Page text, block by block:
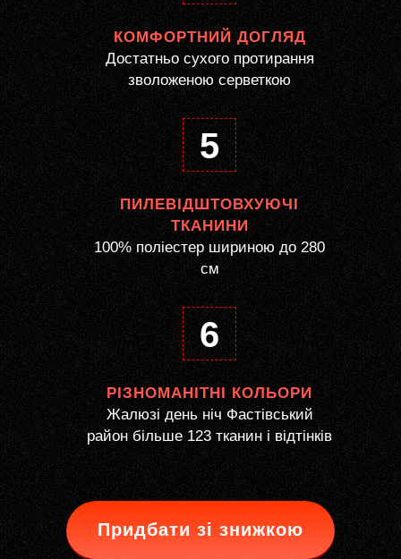
КОМФОРТНИЙ ДОГЛЯД
Достатньо сухого протирання
зволоженою серветкою
5
ПИЛЕВІДШТОВХУЮЧІ
ТКАНИНИ
100% поліестер шириною до 280
см
6
РІЗНОМАНІТНІ КОЛЬОРИ
Жалюзі день ніч Фастівський
район більше 123 тканин і відтінків
Придбати зі знижкою